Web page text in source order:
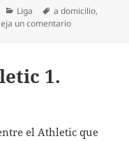
Categorías
Liga Etiquetas
a domicilio,
un comentarioen Leganés
1.
el Athletic que